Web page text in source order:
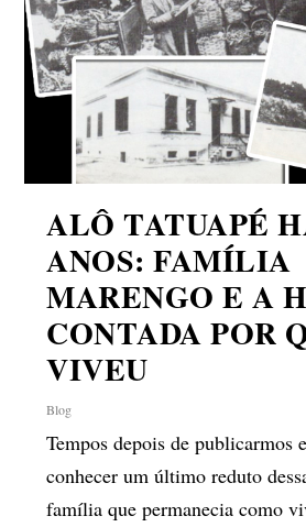
ALÔ TATUAPÉ
ANOS: FAMÍLIA
MARENGO E A
CONTADA POR
VIVEU
Blog
Tempos depois de publicarmos
conhecer um último reduto
família que permanecia como